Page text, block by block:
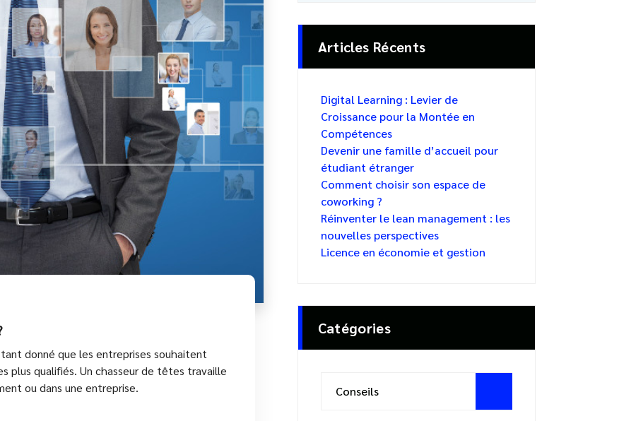
donné que les entreprises souhaitent
plus qualifiés. Un chasseur de têtes travaille
ou dans une entreprise.
Articles Récents
Digital Learning : Levier de
Croissance pour la Montée en
Compétences
Devenir une famille d’accueil pour
étudiant étranger
Comment choisir son espace de
coworking ?
Réinventer le lean management : les
nouvelles perspectives
Licence en économie et gestion
Catégories
Conseils